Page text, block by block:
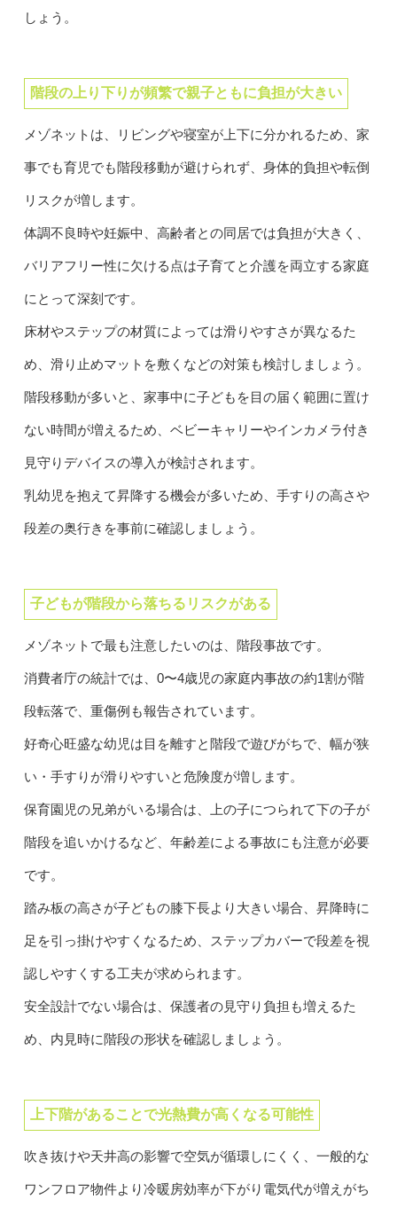
しょう。
階段の上り下りが頻繁で親子ともに負担が大きい
メゾネットは、リビングや寝室が上下に分かれるため、家
事でも育児でも階段移動が避けられず、身体的負担や転倒
リスクが増します。
体調不良時や妊娠中、高齢者との同居では負担が大きく、
バリアフリー性に欠ける点は子育てと介護を両立する家庭
にとって深刻です。
床材やステップの材質によっては滑りやすさが異なるた
め、滑り止めマットを敷くなどの対策も検討しましょう。
階段移動が多いと、家事中に子どもを目の届く範囲に置け
ない時間が増えるため、ベビーキャリーやインカメラ付き
見守りデバイスの導入が検討されます。
乳幼児を抱えて昇降する機会が多いため、手すりの高さや
段差の奥行きを事前に確認しましょう。
子どもが階段から落ちるリスクがある
メゾネットで最も注意したいのは、階段事故です。
消費者庁の統計では、0〜4歳児の家庭内事故の約1割が階
段転落で、重傷例も報告されています。
好奇心旺盛な幼児は目を離すと階段で遊びがちで、幅が狭
い・手すりが滑りやすいと危険度が増します。
保育園児の兄弟がいる場合は、上の子につられて下の子が
階段を追いかけるなど、年齢差による事故にも注意が必要
です。
踏み板の高さが子どもの膝下長より大きい場合、昇降時に
足を引っ掛けやすくなるため、ステップカバーで段差を視
認しやすくする工夫が求められます。
安全設計でない場合は、保護者の見守り負担も増えるた
め、内見時に階段の形状を確認しましょう。
上下階があることで光熱費が高くなる可能性
吹き抜けや天井高の影響で空気が循環しにくく、一般的な
ワンフロア物件より冷暖房効率が下がり電気代が増えがち